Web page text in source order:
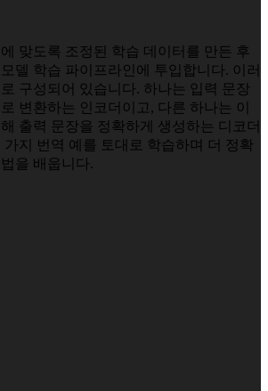
맞도록 조정된 학습 데이터를 만든 후
델 학습 파이프라인에 투입합니다. 이러
구성되어 있습니다. 하나는 입력 문장
변환하는 인코더이고, 다른 하나는 이
출력 문장을 정확하게 생성하는 디코더
가지 번역 예를 토대로 학습하며 더 정확
을 배웁니다.